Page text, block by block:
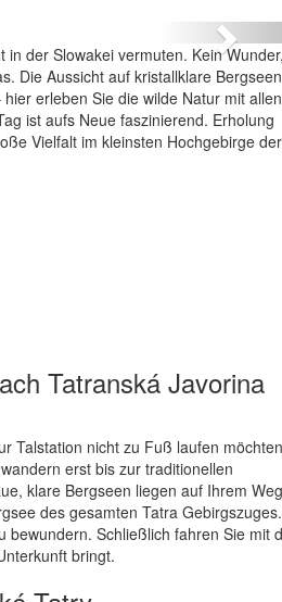
Next
der Slowakei vermuten. Kein Wunder,
Die Aussicht auf kristallklare Bergseen
erleben Sie die wilde Natur mit allen
ist aufs Neue faszinierend. Erholung
Vielfalt im kleinsten Hochgebirge der
Tatranská Javorina
Talstation nicht zu Fuß laufen
erst bis zur traditionellen
klare Bergseen liegen auf Ihrem
des gesamten Tatra Gebirgszuges.
bewundern. Schließlich fahren Sie mit
bringt.